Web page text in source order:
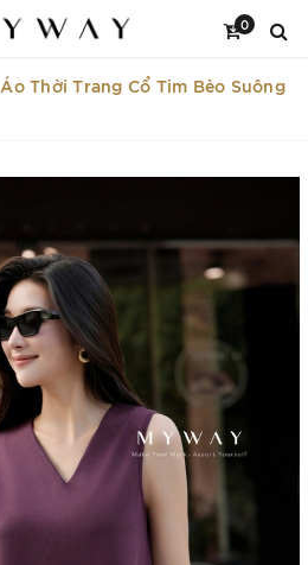
0
Áo Thời Trang Cổ Tim Bèo Suông